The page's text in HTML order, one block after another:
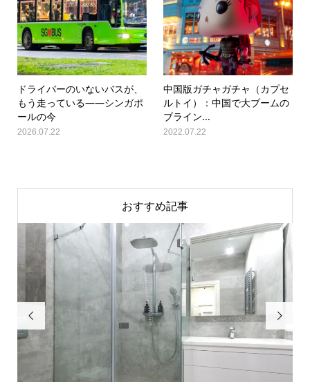
ドライバーのいないバスが、
もう走っている――シンガポ
ールの今
2026.07.22
中国版ガチャガチャ（カプセ
ルトイ）：中国で大ブームの
ブライン...
2022.07.22
おすすめ記事
 